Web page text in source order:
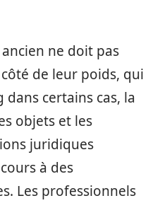
ne doit pas
de leur poids, qui
certains cas, la
objets et les
juridiques
à des
Les professionnels